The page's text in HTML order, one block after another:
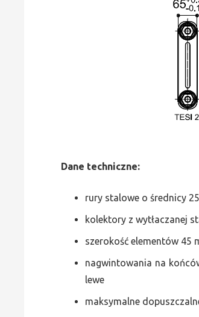
Dane techniczne:
rury stalowe o średnicy
kolektory z wytłaczanej
szerokość elementów 45
nagwintowania na
lewe
maksymalne